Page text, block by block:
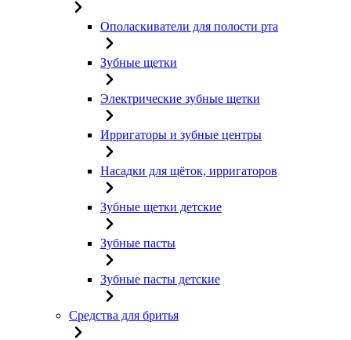
Ополаскиватели для полости рта
Зубные щетки
Электрические зубные щетки
Ирригаторы и зубные центры
Насадки для щёток, ирригаторов
Зубные щетки детские
Зубные пасты
Зубные пасты детские
Средства для бритья